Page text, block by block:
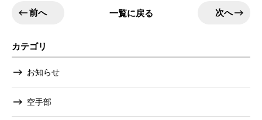
前へ 一覧に戻る 次へ
カテゴリ
お知らせ
空手部